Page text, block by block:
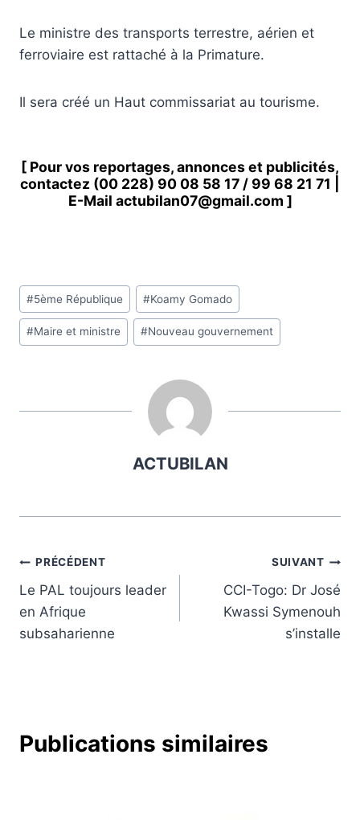
Le ministre des transports terrestre, aérien et
ferroviaire est rattaché à la Primature.
Il sera créé un Haut commissariat au tourisme.
[ Pour vos reportages, annonces et publicités,
contactez (00 228) 90 08 58 17 / 99 68 21 71
E-Mail actubilan07@gmail.com ]
Étiquettes
de
la
#5ème République #Koamy Gomado
#Maire et ministre #Nouveau gouvernement
ACTUBILAN
Navigation
de
l’article
PRÉCÉDENT
Le PAL toujours leader
en Afrique
subsaharienne
SUIVANT
CCI-Togo: Dr José
Kwassi Symenouh
s’installe
Publications similaires